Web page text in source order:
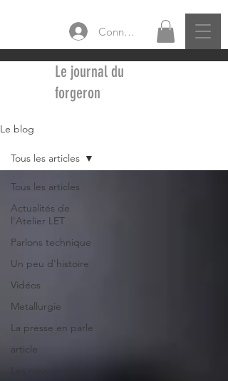
Connexion
Le journal du
forgeron
Le blog
Tous les articles
Actualités de
l'Atelier LET
Parlons technique
Un peu d'histoire
Vidéos
Metallurgie
La presse en parle
article
Les nouveautés
Tous les articles